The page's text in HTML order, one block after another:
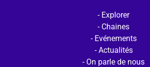
Explorer
Chaines
Evénements
Actualités
On parle de nous